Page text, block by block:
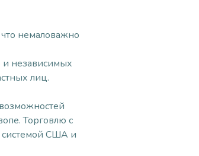
немаловажно
и независимых
лиц.
Торговлю с
США и